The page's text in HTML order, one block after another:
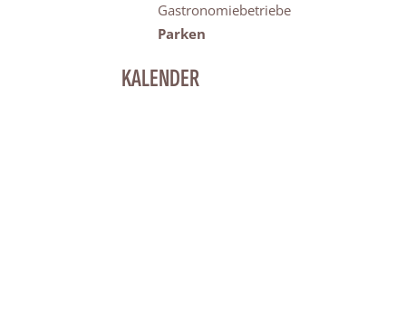
Gastronomiebetriebe
Parken
KALENDER